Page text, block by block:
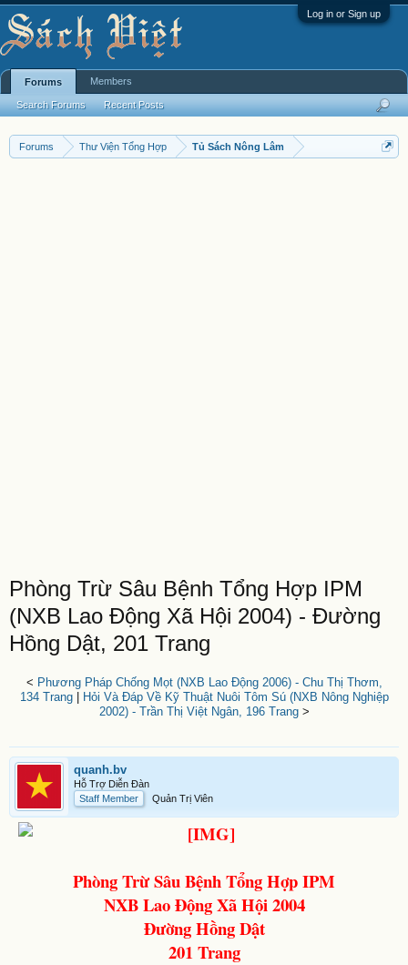
Log in or Sign up
Forums Thư Viện Tổng Hợp Tủ Sách Nông Lâm
Phòng Trừ Sâu Bệnh Tổng Hợp IPM
(NXB Lao Động Xã Hội 2004) - Đường
Hồng Dật, 201 Trang
< Phương Pháp Chống Mọt (NXB Lao Động 2006) - Chu Thị Thơm,
134 Trang|
Hỏi Và Đáp Về Kỹ Thuật Nuôi Tôm Sú (NXB Nông Nghiệp
2002) - Trần Thị Việt Ngân, 196 Trang>
quanh.bv
Hỗ Trợ Diễn Đàn
Staff Member
Quản Trị Viên
Phòng Trừ Sâu Bệnh Tổng Hợp IPM
NXB Lao Động Xã Hội 2004
Đường Hồng Dật
201 Trang
Forums
Search Forums Recent Posts
Members